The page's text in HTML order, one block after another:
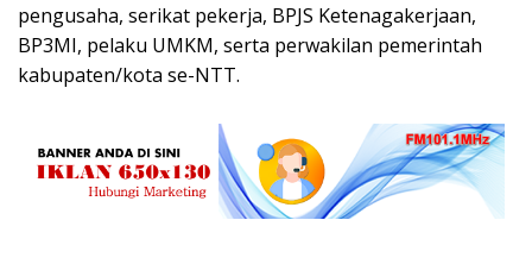
pengusaha, serikat pekerja, BPJS Ketenagakerjaan,
BP3MI, pelaku UMKM, serta perwakilan pemerintah
kabupaten/kota se-NTT.